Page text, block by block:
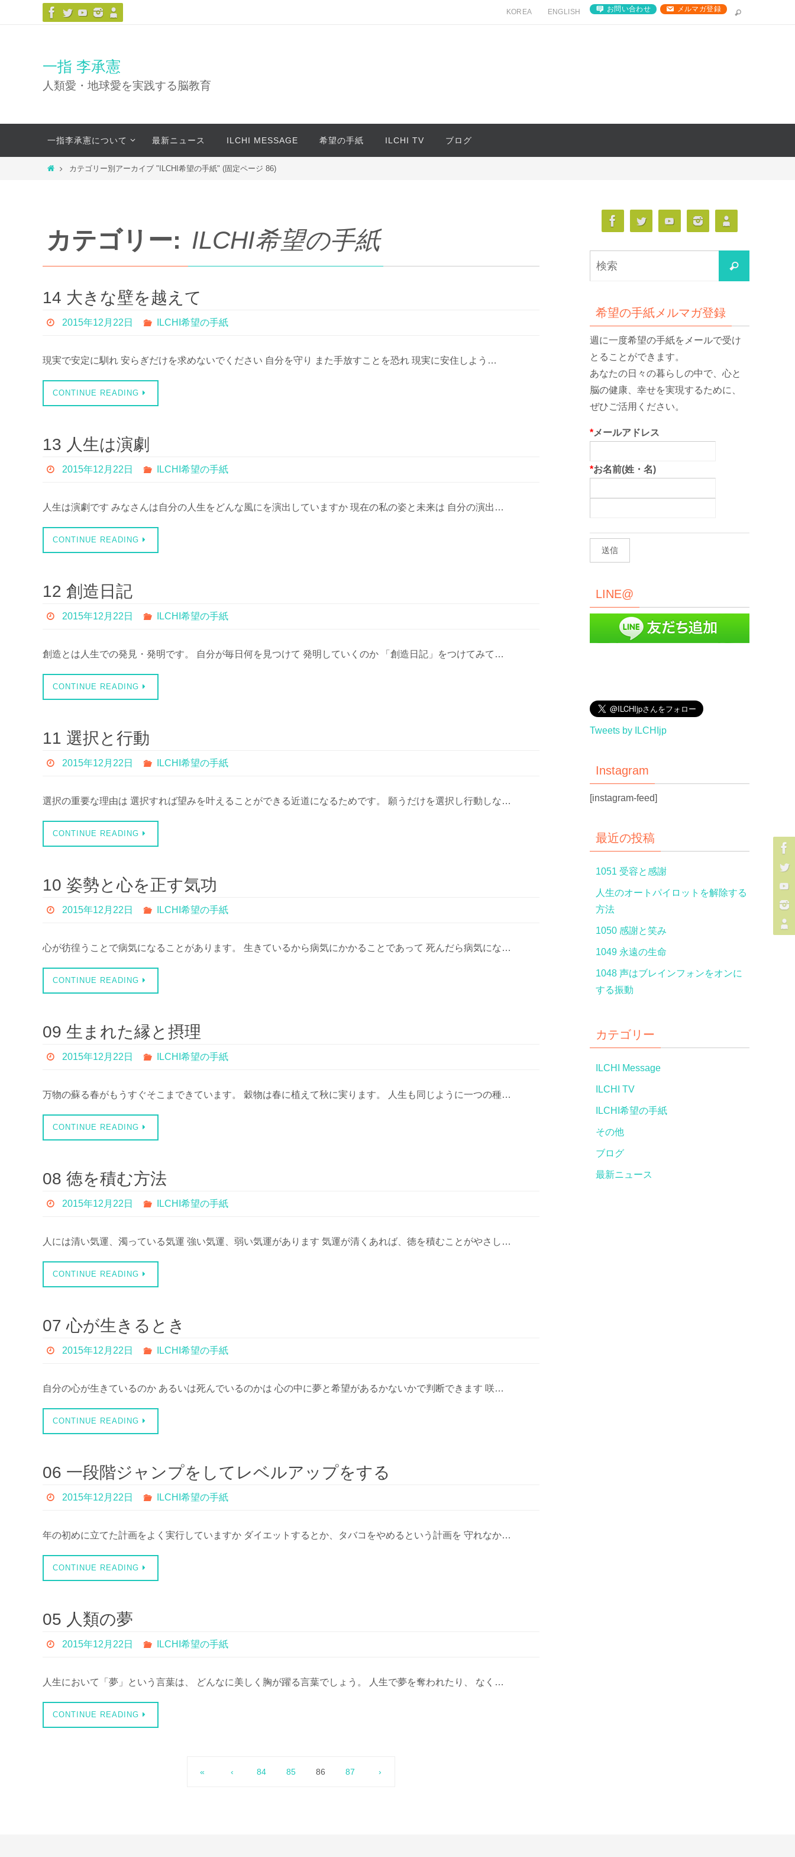
キ
プ
KOREA ENGLISH お問い合わせ メルマガ登録
一指 李承憲
人類愛・地球愛を実践する脳教育
テ
一指李承憲について 最新ニュース ILCHI MESSAGE 希望の手紙 ILCHI TV ブログ
ホ
カテゴリー別アーカイブ "ILCHI希望の手紙" (固定ページ 86)
カテゴリー: ILCHI希望の手紙
14 大きな壁を越えて
2015年12月22日 ILCHI希望の手紙
現実で安定に馴れ 安らぎだけを求めないでください 自分を守り また手放すことを恐れ 現実に安住しよう…
CONTINUE READING
13 人生は演劇
2015年12月22日 ILCHI希望の手紙
人生は演劇です みなさんは自分の人生をどんな風にを演出していますか 現在の私の姿と未来は 自分の演出…
CONTINUE READING
12 創造日記
2015年12月22日 ILCHI希望の手紙
創造とは人生での発見・発明です。 自分が毎日何を見つけて 発明していくのか 「創造日記」をつけてみて…
CONTINUE READING
11 選択と行動
2015年12月22日 ILCHI希望の手紙
選択の重要な理由は 選択すれば望みを叶えることができる近道になるためです。 願うだけを選択し行動しな…
CONTINUE READING
10 姿勢と心を正す気功
2015年12月22日 ILCHI希望の手紙
心が彷徨うことで病気になることがあります。 生きているから病気にかかることであって 死んだら病気にな…
CONTINUE READING
09 生まれた縁と摂理
2015年12月22日 ILCHI希望の手紙
万物の蘇る春がもうすぐそこまできています。 穀物は春に植えて秋に実ります。 人生も同じように一つの種…
CONTINUE READING
08 徳を積む方法
2015年12月22日 ILCHI希望の手紙
人には清い気運、濁っている気運 強い気運、弱い気運があります 気運が清くあれば、徳を積むことがやさし…
CONTINUE READING
07 心が生きるとき
2015年12月22日 ILCHI希望の手紙
自分の心が生きているのか あるいは死んでいるのかは 心の中に夢と希望があるかないかで判断できます 咲…
CONTINUE READING
06 一段階ジャンプをしてレベルアップをする
2015年12月22日 ILCHI希望の手紙
年の初めに立てた計画をよく実行していますか ダイエットするとか、タバコをやめるという計画を 守れなか…
CONTINUE READING
05 人類の夢
2015年12月22日 ILCHI希望の手紙
人生において「夢」という言葉は、 どんなに美しく胸が躍る言葉でしょう。 人生で夢を奪われたり、 なく…
CONTINUE READING
« ‹ 84 85 86 87 ›
検
索
希望の手紙メルマガ登録
週に一度希望の手紙をメールで受け
とることができます。
あなたの日々の暮らしの中で、心と
脳の健康、幸せを実現するために、
ぜひご活用ください。
*メールアドレス
*お名前(姓・名)
LINE@
Tweets by ILCHIjp
Instagram
[instagram-feed]
最近の投稿
1051 受容と感謝
人生のオートパイロットを解除する
方法
1050 感謝と笑み
1049 永遠の生命
1048 声はブレインフォンをオンに
する振動
カテゴリー
ILCHI Message
ILCHI TV
ILCHI希望の手紙
その他
ブログ
最新ニュース